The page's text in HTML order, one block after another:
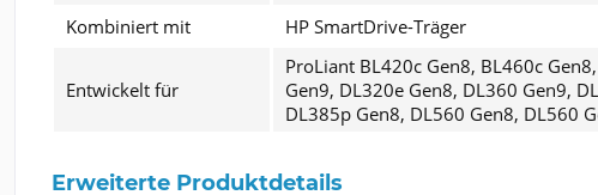
Kombiniert mit HP SmartDrive-Träger
Entwickelt für
ProLiant BL420c Gen8, BL460c
Gen9, DL320e Gen8, DL360 Gen9,
DL385p Gen8, DL560 Gen8, DL560
Erweiterte Produktdetails